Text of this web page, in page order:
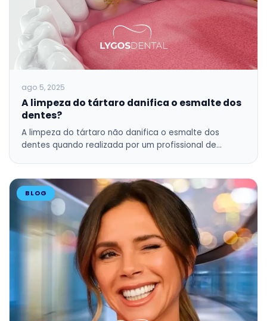
ago 5, 2025
A limpeza do tártaro danifica o esmalte dos
dentes?
A limpeza do tártaro não danifica o esmalte dos
dentes quando realizada por um profissional de…
BLOG